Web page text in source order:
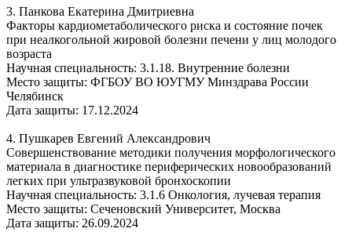
3. Панкова Екатерина Дмитриевна
Факторы кардиометаболического риска и состояние почек
при неалкогольной жировой болезни печени у лиц молодого
возраста
Научная специальность: 3.1.18. Внутренние болезни
Место защиты: ФГБОУ ВО ЮУГМУ Минздрава России
Челябинск
Дата защиты: 17.12.2024
4. Пушкарев Евгений Александрович
Совершенствование методики получения морфологического
материала в диагностике периферических новообразований
легких при ультразвуковой бронхоскопии
Научная специальность: 3.1.6 Онкология, лучевая терапия
Место защиты: Сеченовский Университет, Москва
Дата защиты: 26.09.2024